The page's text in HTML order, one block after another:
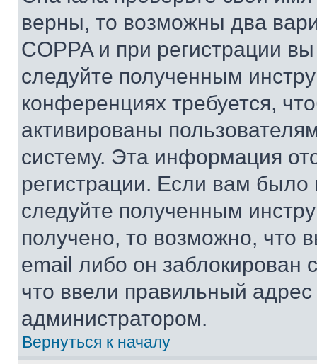
верны, то возможны два
COPPA и при регистрации
следуйте полученным
конференциях требуется,
активированы
систему. Эта информация
регистрации. Если вам
следуйте полученным
получено, то возможно, что
email либо он
что ввели правильный адрес
администратором.
Вернуться к началу